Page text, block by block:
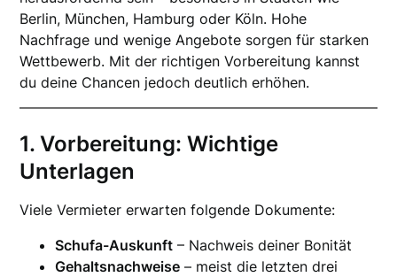
Berlin, München, Hamburg oder Köln. Hohe
Nachfrage und wenige Angebote sorgen für starken
Wettbewerb. Mit der richtigen Vorbereitung kannst
du deine Chancen jedoch deutlich erhöhen.
1. Vorbereitung: Wichtige
Unterlagen
Viele Vermieter erwarten folgende Dokumente:
Schufa-Auskunft – Nachweis deiner Bonität
Gehaltsnachweise – meist die letzten drei